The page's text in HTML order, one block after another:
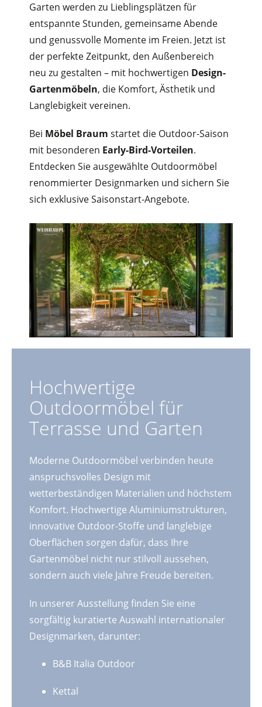
Garten werden zu Lieblingsplätzen für
entspannte Stunden, gemeinsame Abende
und genussvolle Momente im Freien. Jetzt ist
der perfekte Zeitpunkt, den Außenbereich
neu zu gestalten – mit hochwertigen Design-
Gartenmöbeln, die Komfort, Ästhetik und
Langlebigkeit vereinen.
Bei Möbel Braum startet die Outdoor-Saison
mit besonderen Early-Bird-Vorteilen.
Entdecken Sie ausgewählte Outdoormöbel
renommierter Designmarken und sichern Sie
sich exklusive Saisonstart-Angebote.
Hochwertige
Outdoormöbel für
Terrasse und Garten
Moderne Outdoormöbel verbinden heute
anspruchsvolles Design mit
wetterbeständigen Materialien und höchstem
Komfort. Hochwertige Aluminiumstrukturen,
innovative Outdoor-Stoffe und langlebige
Oberflächen sorgen dafür, dass Ihre
Gartenmöbel nicht nur stilvoll aussehen,
sondern auch viele Jahre Freude bereiten.
In unserer Ausstellung finden Sie eine
sorgfältig kuratierte Auswahl internationaler
Designmarken, darunter:
B&B Italia Outdoor
Kettal